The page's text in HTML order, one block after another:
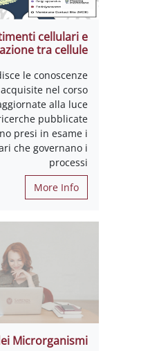
cellulari e
tra cellule
le conoscenze
nel corso
alla luce
pubblicate
presi in esame i
che governano i
processi
More Info
Microrganismi